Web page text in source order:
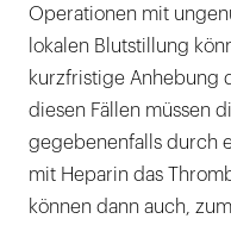
Operationen mit
lokalen Blutstillung
kurzfristige Anhebung
diesen Fällen müssen
gegebenenfalls durch
mit Heparin das
können dann auch,